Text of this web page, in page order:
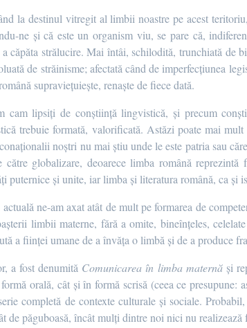
la destinul vitregit al limbii noastre pe acest
ne și că este un organism viu, se pare că,
căpăta strălucire. Mai întâi, schilodită, trunchiată de
de străinisme; afectată când de imperfecțiunea
supraviețuiește, renaște de fiece dată.
cam lipsiți de conștiință lingvistică, și precum
trebuie formată, valorificată. Astăzi poate mai
noștri nu mai știu unde le este patria sau
către globalizare, deoarece limba română
puternice și unite, iar limba și literatura română, ca și
ne-am axat atât de mult pe formarea de
limbii materne, fără a omite, bineînțeles,
a ființei umane de a învăța o limbă și de a produce
a fost denumită Comunicarea în limba maternă și
orală, cât și în formă scrisă (ceea ce
completă de contexte culturale și sociale.
de păguboasă, încât mulți dintre noi nici nu